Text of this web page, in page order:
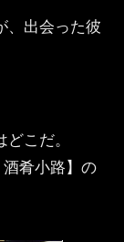
、出会った彼
こだ。
肴小路】の